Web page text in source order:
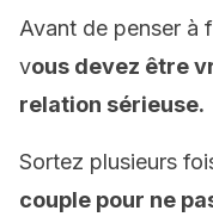
Avant de penser à
vous devez être
relation sérieuse.
Sortez plusieurs
couple pour ne